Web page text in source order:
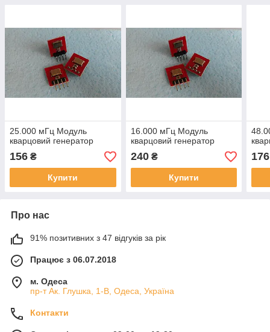
25.000 мГц Модуль
кварцовий генератор
156 ₴
Купити
16.000 мГц Модуль
кварцовий генератор
240₴
Купити
176
Про нас
91% позитивних з 47 відгуків за рік
Працює з 06.07.2018
м. Одеса
пр-т Ак. Глушка, 1-В, Одеса, Україна
Контакти